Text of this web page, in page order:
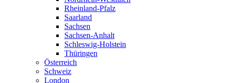
Rheinland-Pfalz
Saarland
Sachsen
Sachsen-Anhalt
Schleswig-Holstein
Thüringen
Österreich
Schweiz
London